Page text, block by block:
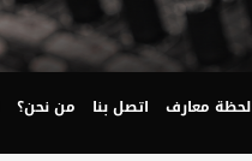
لحظة معارف اتصل بنا من نحن؟